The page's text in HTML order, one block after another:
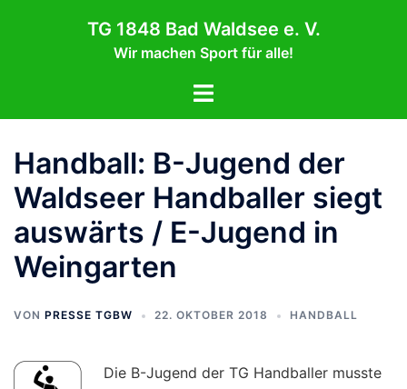
TG 1848 Bad Waldsee e. V.
Wir machen Sport für alle!
Menü
Handball: B-Jugend der
Waldseer Handballer siegt
auswärts / E-Jugend in
Weingarten
VON PRESSE TGBW 22. OKTOBER 2018 HANDBALL
Die B-Jugend der TG Handballer musste